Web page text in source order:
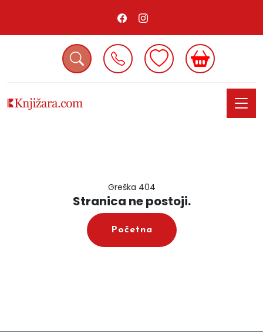
Greška 404
Stranica ne postoji.
Početna